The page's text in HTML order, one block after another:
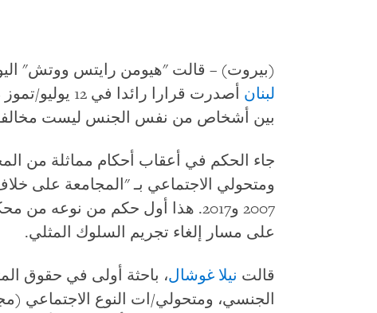
(بيروت) – قالت "هيومن رايتس ووتش"
لبنان
بين أشخاص من نفس الجنس ليست مخالفة
جاء الحكم في أعقاب أحكام مماثلة من
2007 و2017. هذا أول حكم من نوعه
على مسار إلغاء تجريم السلوك المثلي.
قالت نيلا غوشال، باحثة أولى في حقوق
الجنسي، ومتحولي/ات النوع الاجتماعي